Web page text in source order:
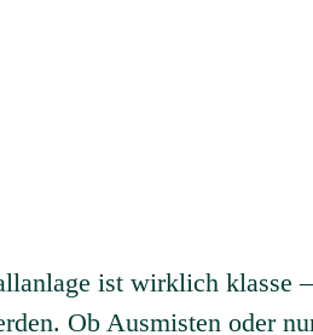
ist wirklich klasse
Ob Ausmisten oder